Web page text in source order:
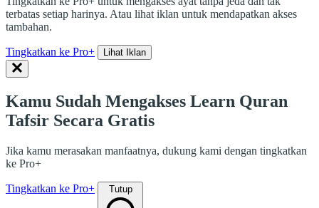
terbatas setiap harinya. Atau lihat iklan untuk mendapatkan akses
tambahan.
Tingkatkan ke Pro+ Lihat Iklan
Kamu Sudah Mengakses Learn Quran
Tafsir Secara Gratis
Jika kamu merasakan manfaatnya, dukung kami dengan tingkatkan
ke Pro+
Tingkatkan ke Pro+ Tutup